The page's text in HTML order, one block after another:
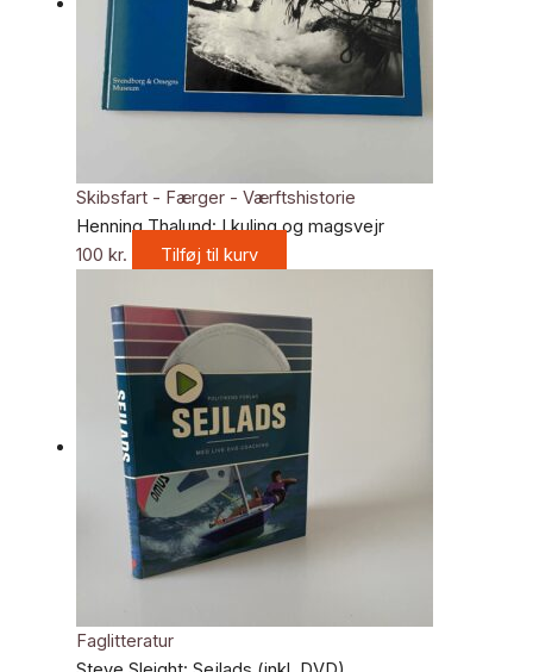
Skibsfart - Færger - Værftshistorie
Henning Thalund: I kuling og magsvejr
100 kr. Tilføj til kurv
Faglitteratur